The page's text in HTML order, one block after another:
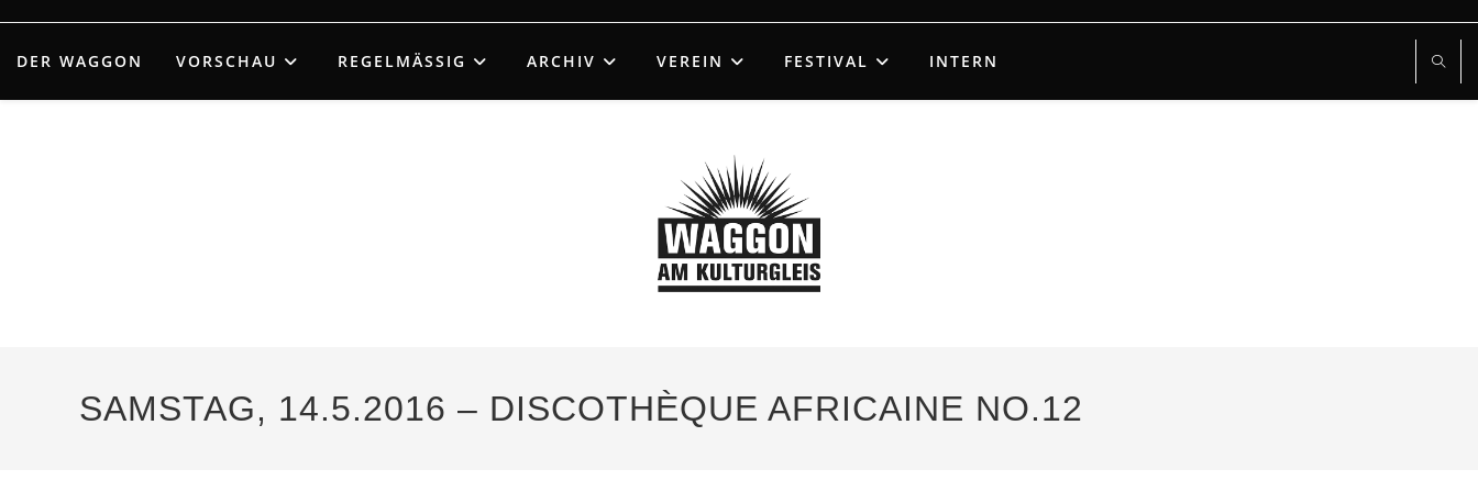
springen
DER WAGGON VORSCHAU REGELMÄSSIG ARCHIV VEREIN FESTIVAL INTERN
SAMSTAG, 14.5.2016 – DISCOTHÈQUE AFRICAINE NO.12